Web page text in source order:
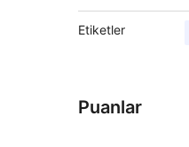
Etiketler
Puanlar